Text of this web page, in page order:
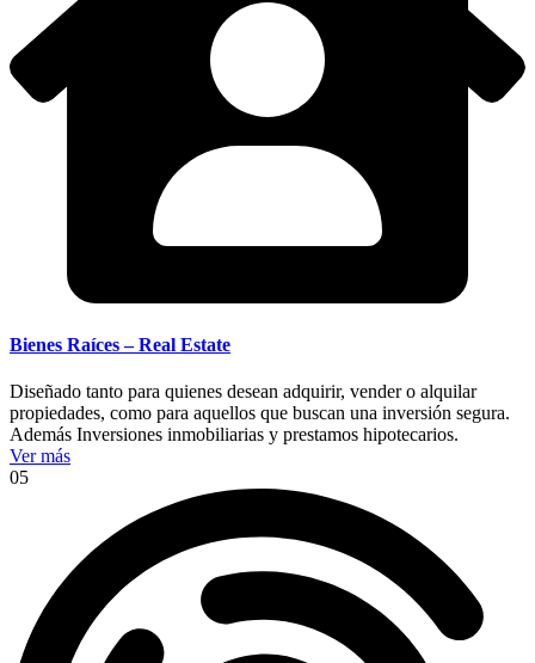
Bienes Raíces – Real Estate
Diseñado tanto para quienes desean adquirir, vender o alquilar
propiedades, como para aquellos que buscan una inversión segura.
Además Inversiones inmobiliarias y prestamos hipotecarios.
Ver más
05